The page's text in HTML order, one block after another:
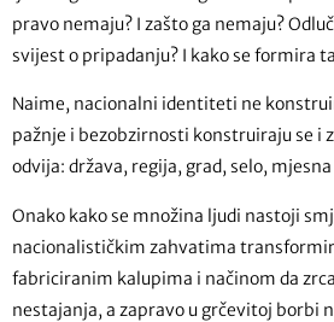
pravo nemaju? I zašto ga nemaju?
svijest o pripadanju? I kako se formira
Naime, nacionalni identiteti ne
pažnje i bezobzirnosti konstruiraju se i
odvija: država, regija, grad, selo,
Onako kako se množina ljudi nastoji
nacionalističkim zahvatima
fabriciranim kalupima i načinom da
nestajanja, a zapravo u grčevitoj borbi